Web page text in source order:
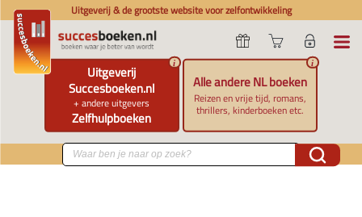
Uitgeverij & de grootste website voor zelfontwikkeling
Uitgeverij
Succesboeken.nl
+ andere uitgevers
Zelfhulpboeken
i
Alle andere NL boeken
Reizen en vrije tijd, romans,
thrillers, kinderboeken etc.
i